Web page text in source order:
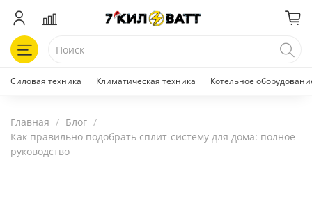
Силовая техника Климатическая техника Котельное
Главная
Блог
Как правильно подобрать сплит-систему для дома: полное
руководство